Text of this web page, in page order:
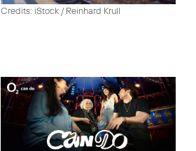
Credits: iStock / Reinhard Krull